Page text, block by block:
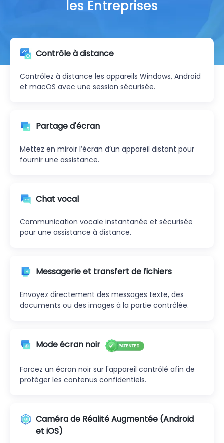
les Entreprises
Contrôle à distance
Contrôlez à distance les appareils Windows, Android
et macOS avec une session sécurisée.
Partage d'écran
Mettez en miroir l’écran d’un appareil distant pour
fournir une assistance.
Chat vocal
Communication vocale instantanée et sécurisée
pour une assistance à distance.
Messagerie et transfert de fichiers
Envoyez directement des messages texte, des
documents ou des images à la partie contrôlée.
Mode écran noir
Forcez un écran noir sur l'appareil contrôlé afin de
protéger les contenus confidentiels.
Caméra de Réalité Augmentée (Android
et iOS)